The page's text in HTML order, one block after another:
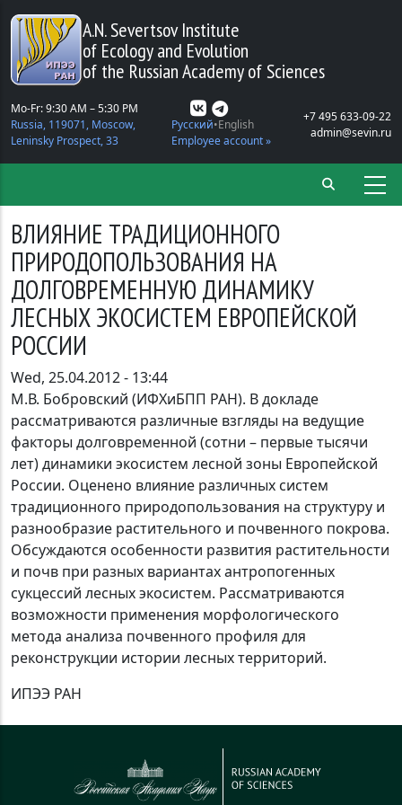
Skip to main content
A.N. Severtsov Institute
of Ecology and Evolution
of the Russian Academy of Sciences
Mo-Fr: 9:30 AM – 5:30 PM
Russia, 119071, Moscow,
Leninsky Prospect, 33
Русский English
Employee account »
+7 495 633-09-22
admin@sevin.ru
ВЛИЯНИЕ ТРАДИЦИОННОГО
ПРИРОДОПОЛЬЗОВАНИЯ НА
ДОЛГОВРЕМЕННУЮ ДИНАМИКУ
ЛЕСНЫХ ЭКОСИСТЕМ ЕВРОПЕЙСКОЙ
РОССИИ
Wed, 25.04.2012 - 13:44
М.В. Бобровский (ИФХиБПП РАН). В докладе
рассматриваются различные взгляды на ведущие
факторы долговременной (сотни – первые тысячи
лет) динамики экосистем лесной зоны Европейской
России. Оценено влияние различных систем
традиционного природопользования на структуру и
разнообразие растительного и почвенного покрова.
Обсуждаются особенности развития растительности
и почв при разных вариантах антропогенных
сукцессий лесных экосистем. Рассматриваются
возможности применения морфологического
метода анализа почвенного профиля для
реконструкции истории лесных территорий.
ИПЭЭ РАН